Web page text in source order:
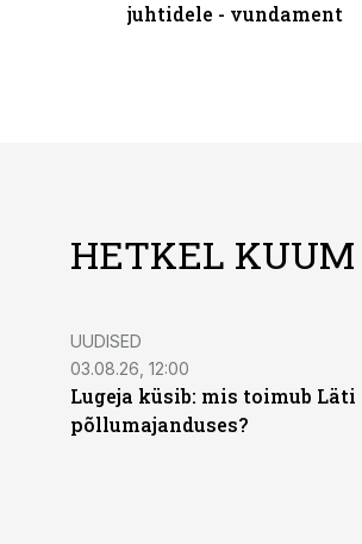
juhtidele - vundament
HETKEL KUUM
UUDISED
03.08.26, 12:00
Lugeja küsib: mis toimub Läti
põllumajanduses?